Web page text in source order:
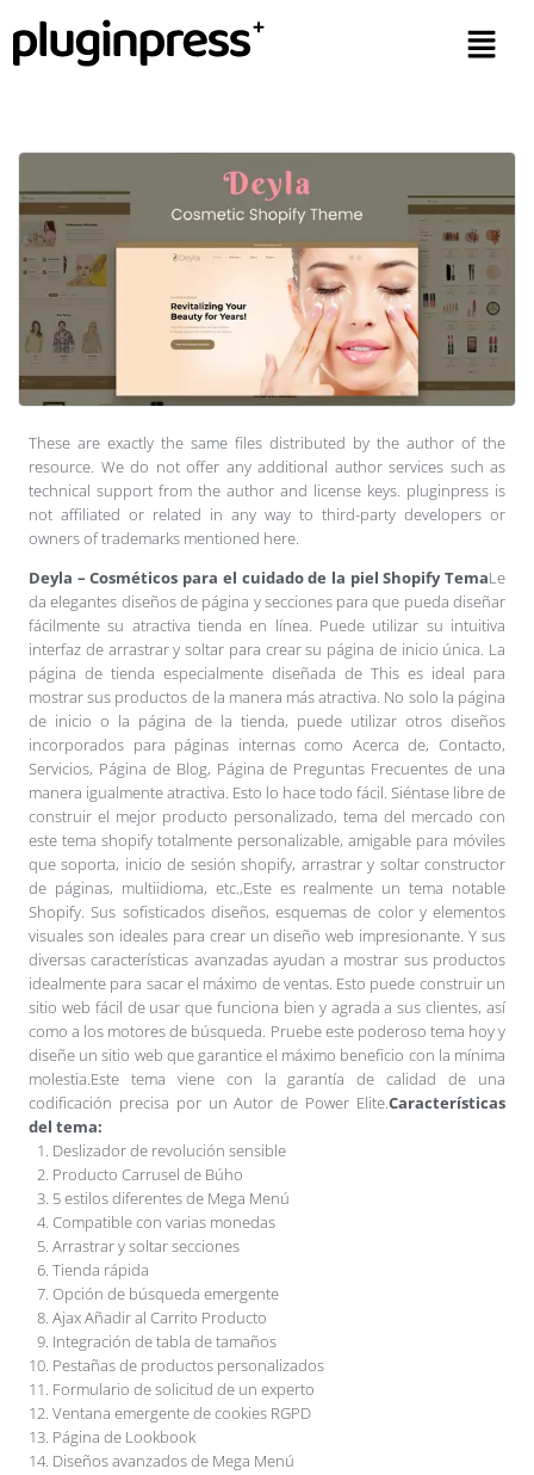
These are exactly the same files distributed by the author of the
resource. We do not offer any additional author services such as
technical support from the author and license keys. pluginpress is
not affiliated or related in any way to third-party developers or
owners of trademarks mentioned here.
Deyla – Cosméticos para el cuidado de la piel Shopify TemaLe
da elegantes diseños de página y secciones para que pueda diseñar
fácilmente su atractiva tienda en línea. Puede utilizar su intuitiva
interfaz de arrastrar y soltar para crear su página de inicio única. La
página de tienda especialmente diseñada de This es ideal para
mostrar sus productos de la manera más atractiva. No solo la página
de inicio o la página de la tienda, puede utilizar otros diseños
incorporados para páginas internas como Acerca de, Contacto,
Servicios, Página de Blog, Página de Preguntas Frecuentes de una
manera igualmente atractiva. Esto lo hace todo fácil. Siéntase libre de
construir el mejor producto personalizado, tema del mercado con
este tema shopify totalmente personalizable, amigable para móviles
que soporta, inicio de sesión shopify, arrastrar y soltar constructor
de páginas, multiidioma, etc.,Este es realmente un tema notable
Shopify. Sus sofisticados diseños, esquemas de color y elementos
visuales son ideales para crear un diseño web impresionante. Y sus
diversas características avanzadas ayudan a mostrar sus productos
idealmente para sacar el máximo de ventas. Esto puede construir un
sitio web fácil de usar que funciona bien y agrada a sus clientes, así
como a los motores de búsqueda. Pruebe este poderoso tema hoy y
diseñe un sitio web que garantice el máximo beneficio con la mínima
molestia.Este tema viene con la garantía de calidad de una
codificación precisa por un Autor de Power Elite.Características
del tema:
Deslizador de revolución sensible
Producto Carrusel de Búho
5 estilos diferentes de Mega Menú
Compatible con varias monedas
Arrastrar y soltar secciones
Tienda rápida
Opción de búsqueda emergente
Ajax Añadir al Carrito Producto
Integración de tabla de tamaños
Pestañas de productos personalizados
Formulario de solicitud de un experto
Ventana emergente de cookies RGPD
Página de Lookbook
Diseños avanzados de Mega Menú